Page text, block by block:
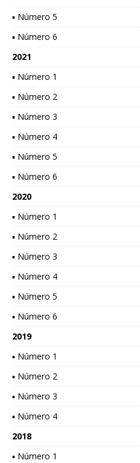
▪ Número 5
▪ Número 6
2021
▪ Número 1
▪ Número 2
▪ Número 3
▪ Número 4
▪ Número 5
▪ Número 6
2020
▪ Número 1
▪ Número 2
▪ Número 3
▪ Número 4
▪ Número 5
▪ Número 6
2019
▪ Número 1
▪ Número 2
▪ Número 3
▪ Número 4
2018
▪ Número 1